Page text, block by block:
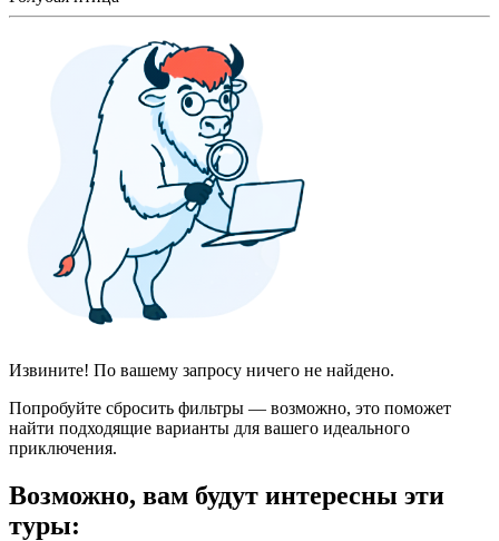
Извините! По вашему запросу ничего не найдено.
Попробуйте сбросить фильтры — возможно, это поможет
найти подходящие варианты для вашего идеального
приключения.
Возможно, вам будут интересны эти
туры: